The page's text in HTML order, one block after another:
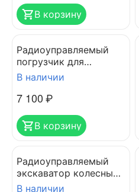
В корзину
Радиоуправляемый
погрузчик для
металлолома HUINA
В наличии
7 100₽
В корзину
Радиоуправляемый
экскаватор колесный
HUINA 1530
В наличии